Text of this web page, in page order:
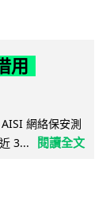
用
網絡保安測
3...
閱讀全文